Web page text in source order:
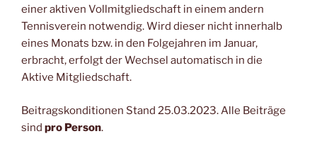
einer aktiven Vollmitgliedschaft in einem andern
Tennisverein notwendig. Wird dieser nicht innerhalb
eines Monats bzw. in den Folgejahren im Januar,
erbracht, erfolgt der Wechsel automatisch in die
Aktive Mitgliedschaft.
Beitragskonditionen Stand 25.03.2023. Alle Beiträge
sind pro Person.